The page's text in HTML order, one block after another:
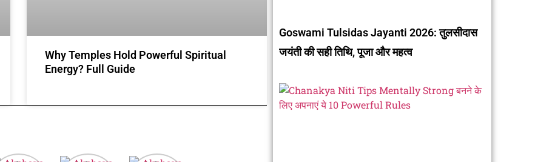
Why Temples Hold Powerful Spiritual
Energy? Full Guide
Goswami Tulsidas Jayanti 2026: तुलसीदास
जयंती की सही तिथि, पूजा और महत्व